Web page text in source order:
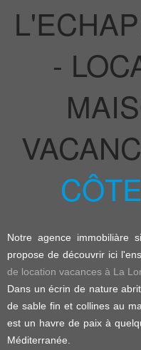
-
Notre agence immobiliàre
propose de découvrir ici
de location vacances à La
Dans un écrin de nature
de sable fin et collines au
est un havre de paix à
Méditerranée.